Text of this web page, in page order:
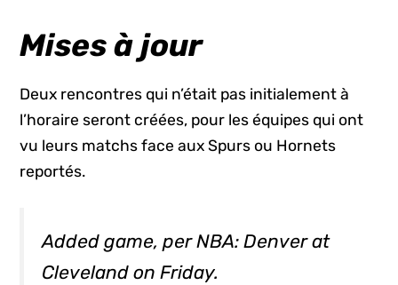
Mises à jour
Deux rencontres qui n’était pas initialement à
l’horaire seront créées, pour les équipes qui ont
vu leurs matchs face aux Spurs ou Hornets
reportés.
Added game, per NBA: Denver at
Cleveland on Friday.